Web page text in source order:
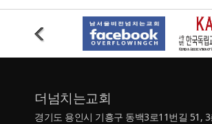
더넘치는교회
경기도 용인시 기흥구 동백3로11번길 51,